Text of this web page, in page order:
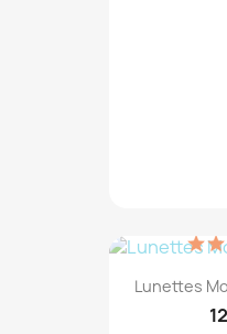
Lunettes